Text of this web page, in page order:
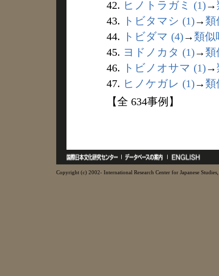
42. ヒノトラガミ (1)→
43.
トビタマシ (1)→ 類
44.
トビダマ (4)→ 類似
45. ヨドノカタ (1)→ 類
46.
トビノオサマ (1)→
47. ヒノケガレ (1)→ 類
【全 634事例】
Copyright (c) 2002- International Research Center for Japanese